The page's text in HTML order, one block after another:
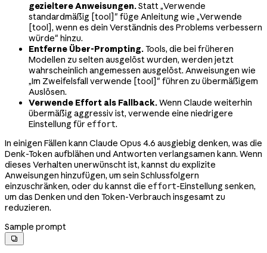
gezieltere Anweisungen.Statt „Verwende
standardmäßig [tool]" füge Anleitung wie „Verwende
[tool], wenn es dein Verständnis des Problems verbessern
würde" hinzu.
Entferne Über-Prompting.Tools, die bei früheren
Modellen zu selten ausgelöst wurden, werden jetzt
wahrscheinlich angemessen ausgelöst. Anweisungen wie
„Im Zweifelsfall verwende [tool]" führen zu übermäßigem
Auslösen.
Verwende Effort als Fallback.Wenn Claude weiterhin
übermäßig aggressiv ist, verwende eine niedrigere
Einstellung für effort.
In einigen Fällen kann Claude Opus 4.6 ausgiebig denken, was die
Denk-Token aufblähen und Antworten verlangsamen kann. Wenn
dieses Verhalten unerwünscht ist, kannst du explizite
Anweisungen hinzufügen, um sein Schlussfolgern
einzuschränken, oder du kannst die effort-Einstellung senken,
um das Denken und den Token-Verbrauch insgesamt zu
reduzieren.
Sample prompt
